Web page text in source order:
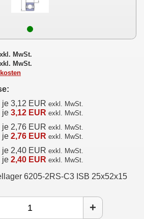
MwSt.
MwSt.
je 3,12 EUR exkl. MwSt.
je 3,12 EUR exkl. MwSt.
je 2,76 EUR exkl. MwSt.
je 2,76 EUR exkl. MwSt.
je 2,40 EUR exkl. MwSt.
je 2,40 EUR exkl. MwSt.
6205-2RS-C3 ISB 25x52x15
+